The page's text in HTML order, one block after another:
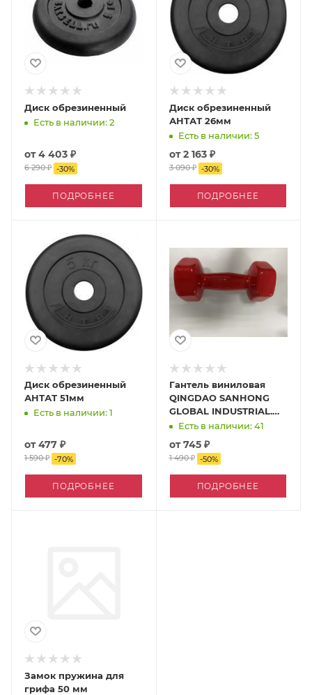
Диск обрезиненный
Есть в наличии: 2
от4 403 ₽
6 290 ₽ -30%
ПОДРОБНЕЕ
Диск обрезиненный
АНТАТ 26мм
Есть в наличии: 5
от2 163 ₽
3 090 ₽ -30%
ПОДРОБНЕЕ
Диск обрезиненный
АНТАТ 51мм
Есть в наличии: 1
от477 ₽
1 590 ₽ -70%
ПОДРОБНЕЕ
Гантель виниловая
QINGDAO SANHONG
GLOBAL INDUSTRIAL.
CO. LTD
Есть в наличии: 41
от745 ₽
1 490 ₽ -50%
ПОДРОБНЕЕ
Замок пружина для
грифа 50 мм